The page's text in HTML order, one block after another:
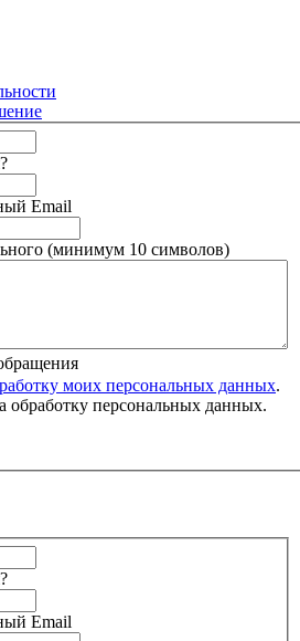
Email
(минимум 10 символов)
моих персональных данных.
обработку персональных данных.
Email